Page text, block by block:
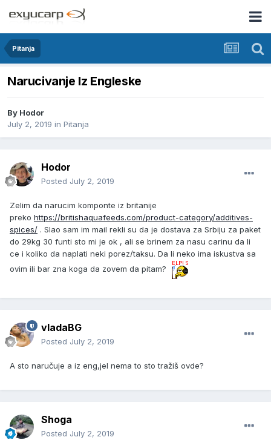
Pitanja
Narucivanje Iz Engleske
By Hodor
July 2, 2019 in Pitanja
Hodor
Posted July 2, 2019
Zelim da narucim komponte iz britanije
preko https://britishaquafeeds.com/product-category/additives-
spices/ . Slao sam im mail rekli su da je dostava za Srbiju za paket
do 29kg 30 funti sto mi je ok , ali se brinem za nasu carinu da li
ce i koliko da naplati neki porez/taksu. Da li neko ima iskustva sa
ovim ili bar zna koga da zovem da pitam?
vladaBG
Posted July 2, 2019
A sto naručuje a iz eng,jel nema to sto tražiš ovde?
Shoga
Posted July 2, 2019